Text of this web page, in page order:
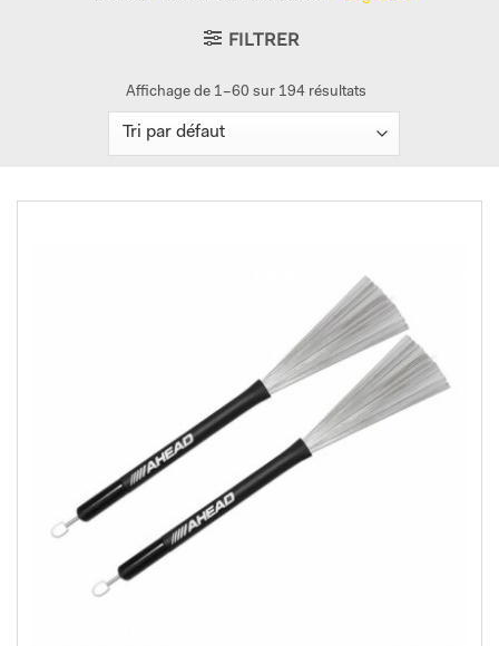
FILTRER
Affichage de 1–60 sur 194 résultats